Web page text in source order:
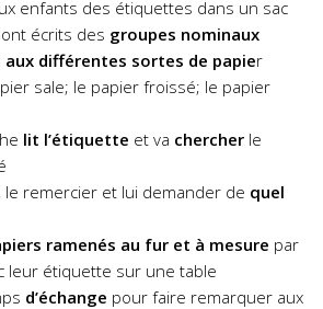
enfants des étiquettes dans un sac
écrits des groupes nominaux
différentes sortes de papier
sale; le papier froissé; le papier
lit l’étiquette et va chercher le
le remercier et lui demander de quel
ramenés au fur et à mesure par
leur étiquette sur une table
d’échange pour faire remarquer aux